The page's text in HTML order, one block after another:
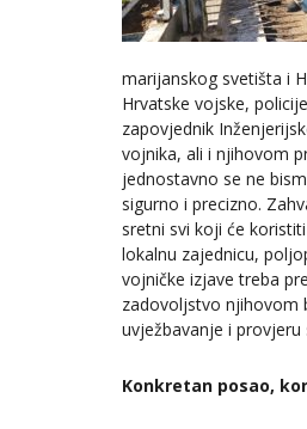
marijanskog svetišta i
Hrvatske vojske,
zapovjednik
vojnika, ali i njihovom
jednostavno se ne
sigurno i precizno.
sretni svi koji će
lokalnu zajednicu,
vojničke izjave treba
zadovoljstvo njihovom
uvježbavanje i
Konkretan posao,